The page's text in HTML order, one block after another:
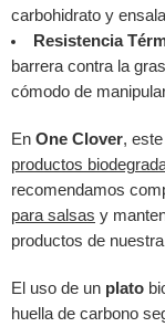
carbohidrato y
Resistencia
barrera contra la
cómodo de
En One Clover, este
productos
recomendamos
para salsas y
productos de
El uso de un plato
huella de carbono